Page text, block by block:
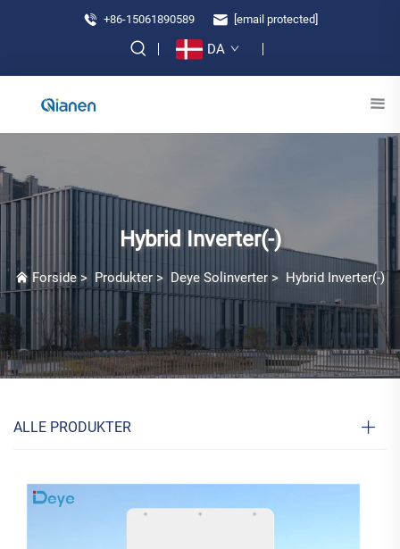
+86-15061890589 [email protected]
DA
Hybrid Inverter(-)
Forside > Produkter > Deye Solinverter > Hybrid Inverter(-)
ALLE PRODUKTER